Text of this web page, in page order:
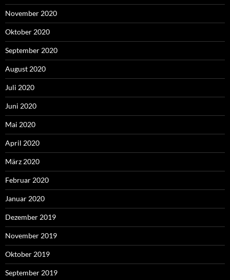
November 2020
Oktober 2020
September 2020
August 2020
Juli 2020
Juni 2020
Mai 2020
April 2020
März 2020
Februar 2020
Januar 2020
Dezember 2019
November 2019
Oktober 2019
September 2019